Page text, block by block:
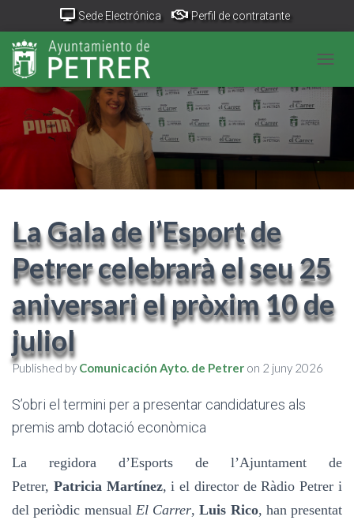
Sede Electrónica Perfil de contratante
Portal Transparencia
Canal de denuncias
La Gala de l’Esport de
Petrer celebrarà el seu 25
aniversari el pròxim 10 de
juliol
Published by Comunicación Ayto. de Petrer on 2 juny 2026
S’obri el termini per a presentar candidatures als
premis amb dotació econòmica
La regidora d’Esports de l’Ajuntament de
Petrer, Patricia Martínez, i el director de Ràdio Petrer i
del periòdic mensual El Carrer,Luis Rico, han presentat